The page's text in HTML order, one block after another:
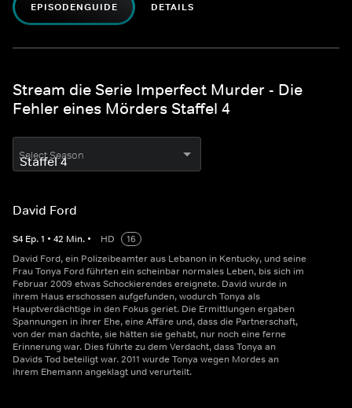
EPISODENGUIDE DETAILS
Stream die Serie Imperfect Murder - Die
Fehler eines Mörders Staffel 4
Select Season
David Ford
S4 Ep.1 • 42 Min. • HD
16
David Ford, ein Polizeibeamter aus Lebanon in Kentucky, und seine
Frau Tonya Ford führten ein scheinbar normales Leben, bis sich im
Februar 2009 etwas Schockierendes ereignete. David wurde in
ihrem Haus erschossen aufgefunden, wodurch Tonya als
Hauptverdächtige in den Fokus geriet. Die Ermittlungen ergaben
Spannungen in ihrer Ehe, eine Affäre und, dass die Partnerschaft,
von der man dachte, sie hätten sie gehabt, nur noch eine ferne
Erinnerung war. Dies führte zu dem Verdacht, dass Tonya an
Davids Tod beteiligt war. 2011 wurde Tonya wegen Mordes an
ihrem Ehemann angeklagt und verurteilt.